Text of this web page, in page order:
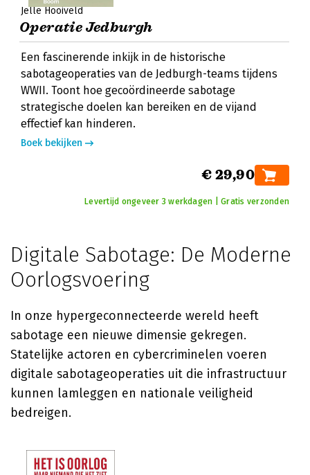
Jelle Hooiveld
Operatie Jedburgh
Een fascinerende inkijk in de historische
sabotageoperaties van de Jedburgh-teams tijdens
WWII. Toont hoe gecoördineerde sabotage
strategische doelen kan bereiken en de vijand
effectief kan hinderen.
Boek bekijken
€ 29,90
Levertijd ongeveer 3 werkdagen | Gratis verzonden
Digitale Sabotage: De Moderne
Oorlogsvoering
In onze hypergeconnecteerde wereld heeft
sabotage een nieuwe dimensie gekregen.
Statelijke actoren en cybercriminelen voeren
digitale sabotageoperaties uit die infrastructuur
kunnen lamleggen en nationale veiligheid
bedreigen.